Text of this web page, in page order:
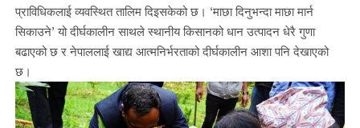
प्राविधिकलाई व्यवस्थित तालिम दिइसकेको छ। ‘माछा दिनुभन्दा माछा मार्न
सिकाउने’ यो दीर्घकालीन साथले स्थानीय किसानको धान उत्पादन धेरै गुणा
बढाएको छ र नेपाललाई खाद्य आत्मनिर्भरताको दीर्घकालीन आशा पनि देखाएको
छ।